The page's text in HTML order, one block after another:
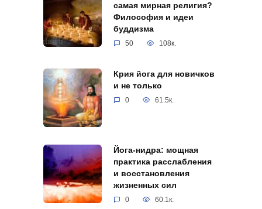
самая мирная религия?
Философия и идеи
буддизма
50 108к.
Крия йога для новичков
и не только
0 61.5к.
Йога-нидра: мощная
практика расслабления
и восстановления
жизненных сил
0 60.1к.